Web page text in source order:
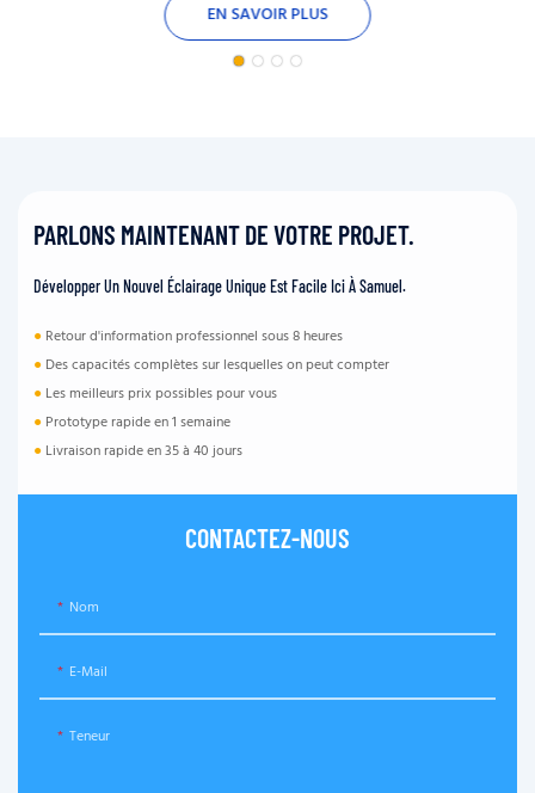
EN SAVOIR PLUS
PARLONS MAINTENANT DE VOTRE PROJET.
Développer Un Nouvel Éclairage Unique Est Facile Ici À Samuel.
● Retour d'information professionnel sous 8 heures
● Des capacités complètes sur lesquelles on peut compter
● Les meilleurs prix possibles pour vous
● Prototype rapide en 1 semaine
● Livraison rapide en 35 à 40 jours
CONTACTEZ-NOUS
Nom
E-Mail
Teneur